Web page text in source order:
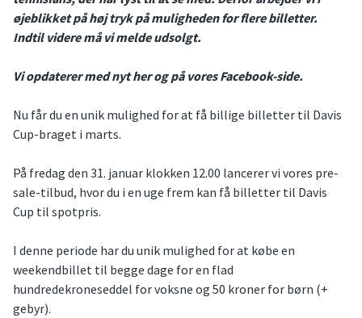
øjeblikket på høj tryk på muligheden for flere billetter.
Indtil videre må vi melde udsolgt.
Vi opdaterer med nyt her og på vores Facebook-side.
Nu får du en unik mulighed for at få billige billetter til Davis
Cup-braget i marts.
På fredag den 31. januar klokken 12.00 lancerer vi vores pre-
sale-tilbud, hvor du i en uge frem kan få billetter til Davis
Cup til spotpris.
I denne periode har du unik mulighed for at købe en
weekendbillet til begge dage for en flad
hundredekroneseddel for voksne og 50 kroner for børn (+
gebyr).